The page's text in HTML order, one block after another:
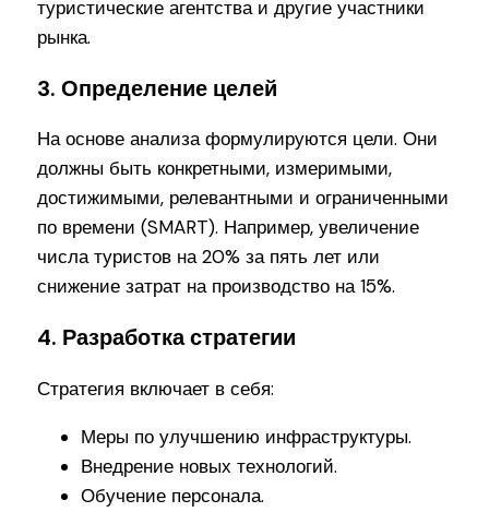
туристические агентства и другие участники
рынка.
3. Определение целей
На основе анализа формулируются цели. Они
должны быть конкретными, измеримыми,
достижимыми, релевантными и ограниченными
по времени (SMART). Например, увеличение
числа туристов на 20% за пять лет или
снижение затрат на производство на 15%.
4. Разработка стратегии
Стратегия включает в себя:
Меры по улучшению инфраструктуры.
Внедрение новых технологий.
Обучение персонала.